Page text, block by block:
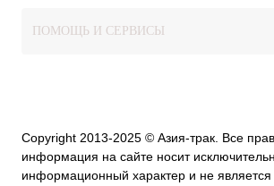
ПОМОЩЬ И СЕРВИСЫ
Copyright 2013-2025 © Азия-трак. Все
информация на сайте носит
информационный характер и не является